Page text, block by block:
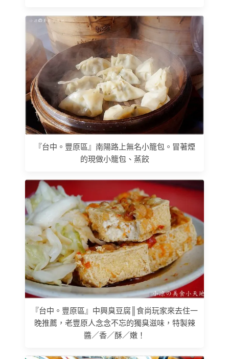
『台中。豐原區』南陽路上無名小籠包。冒著煙
的現做小籠包、蒸餃
『台中。豐原區』中興臭豆腐║食尚玩家來去住一
晚推薦，老豐原人念念不忘的獨臭滋味，特製辣
醬／香／酥／嫩！